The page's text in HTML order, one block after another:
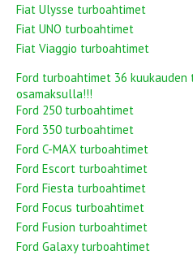
Fiat Ulysse turboahtimet
Fiat UNO turboahtimet
Fiat Viaggio turboahtimet
Ford turboahtimet 36 kuukauden
osamaksulla!!!
Ford 250 turboahtimet
Ford 350 turboahtimet
Ford C-MAX turboahtimet
Ford Escort turboahtimet
Ford Fiesta turboahtimet
Ford Focus turboahtimet
Ford Fusion turboahtimet
Ford Galaxy turboahtimet